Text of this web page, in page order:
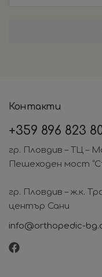
Контакти
+359 896 823
гр. Пловдив – ТЦ –
Пешеходен мост
гр. Пловдив – ж.к.
център Сани
info@orthopedic-